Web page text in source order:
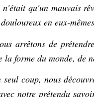
qu'un mauvais
en eux-
arrêtons de
la forme du monde, de
coup, nous
notre prétendu